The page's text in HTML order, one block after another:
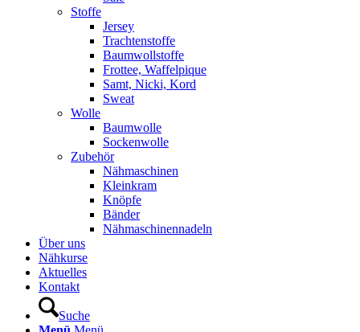
Stoffe
Jersey
Trachtenstoffe
Baumwollstoffe
Frottee, Waffelpique
Samt, Nicki, Kord
Sweat
Wolle
Baumwolle
Sockenwolle
Zubehör
Nähmaschinen
Kleinkram
Knöpfe
Bänder
Nähmaschinennadeln
Über uns
Nähkurse
Aktuelles
Kontakt
Suche